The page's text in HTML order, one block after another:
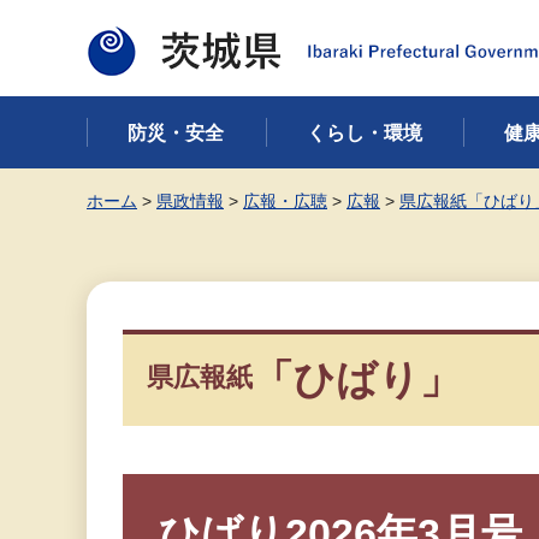
茨城県
防災・安全 くらし・環境 健
ホーム > 県政情報 > 広報・広聴 > 広報 > 県広報紙「ひばり
県広報紙 「ひばり」